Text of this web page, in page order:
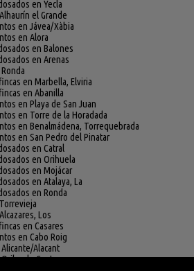
en Yecla
el Grande
en Jávea/Xàbia
en Alora
en Balones
en Arenas
en Marbella, Elviria
en Abanilla
en Playa de San Juan
en Torre de la Horadada
en Benalmádena, Torrequebrada
en San Pedro del Pinatar
en Catral
en Orihuela
en Mojácar
en Atalaya, La
en Ronda
Los
en Casares
en Cabo Roig
Alacant
Costa